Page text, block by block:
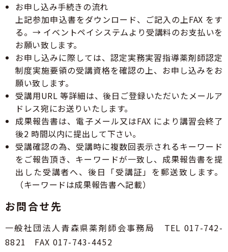
お申し込み手続きの流れ
上記参加申込書をダウンロード、ご記入の上FAX をす
る。→ イベントペイシステムより受講料のお支払いを
お願い致します。
お申し込みに際しては、認定実務実習指導薬剤師認定
制度実施要領の受講資格を確認の上、お申し込みをお
願い致します。
受講用URL 等詳細は、後日ご登録いただいたメールア
ドレス宛にお送りいたします。
成果報告書は、電子メール又はFAX により講習会終了
後2 時間以内に提出して下さい｡
受講確認の為、受講時に複数回表示されるキーワード
をご報告頂き、キーワードが一致し、成果報告書を提
出した受講者へ、後日「受講証」を郵送致します。
（キーワードは成果報告書へ記載）
お問合せ先
一般社団法人青森県薬剤師会事務局 TEL 017-742-
8821 FAX 017-743-4452